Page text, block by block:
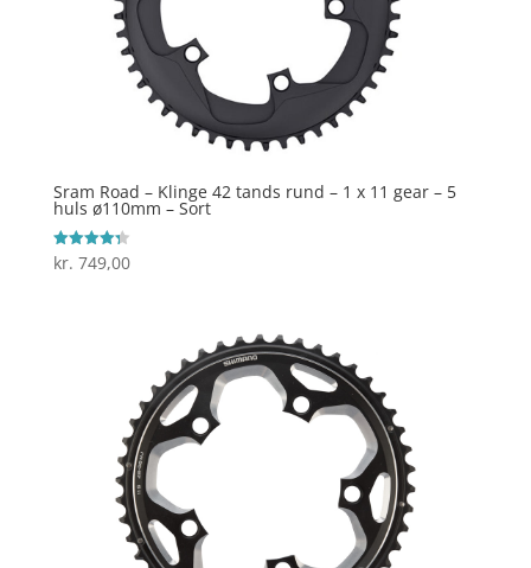
Sram Road – Klinge 42 tands rund – 1 x 11 gear – 5
huls ø110mm – Sort
Vurderet
4.3
kr. 749,00